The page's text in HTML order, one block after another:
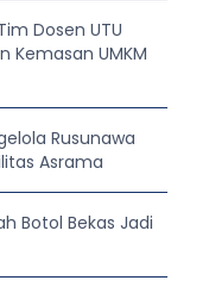
Dosen UTU
Kemasan UMKM
Rusunawa
Asrama
Botol Bekas Jadi